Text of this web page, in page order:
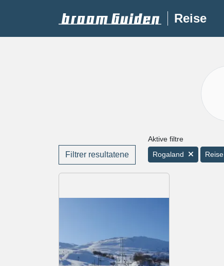
Reise
Filtrer resultatene
Aktive filtre
Rogaland
Reise